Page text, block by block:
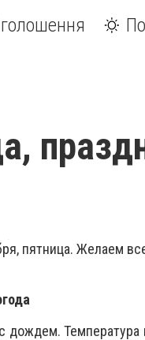
пятница. Желаем
Температура